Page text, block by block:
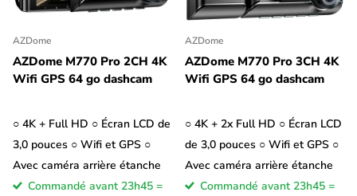
dashcam qui peuvent servir de caméra de recul pour ta Jaguar.
AZDome
AZDome M770 Pro 2CH 4K
Wifi GPS 64 go dashcam
○ 4K + Full HD ○ Écran LCD de
3,0 pouces ○ Wifi et GPS ○
Avec caméra arrière étanche
Commandé avant 23h45 =
AZDome
AZDome M770 Pro 3CH 4K
Wifi GPS 64 go dashcam
○ 4K + 2x Full HD ○ Écran LCD
de 3,0 pouces ○ Wifi et GPS ○
Avec caméra arrière étanche
Commandé avant 23h45 =